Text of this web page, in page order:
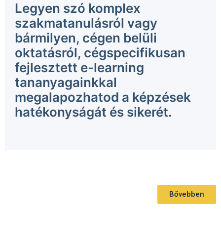
Legyen szó komplex
szakmatanulásról vagy
bármilyen, cégen belüli
oktatásról, cégspecifikusan
fejlesztett e-learning
tananyagainkkal
megalapozhatod a képzések
hatékonyságát és sikerét.
Bővebben